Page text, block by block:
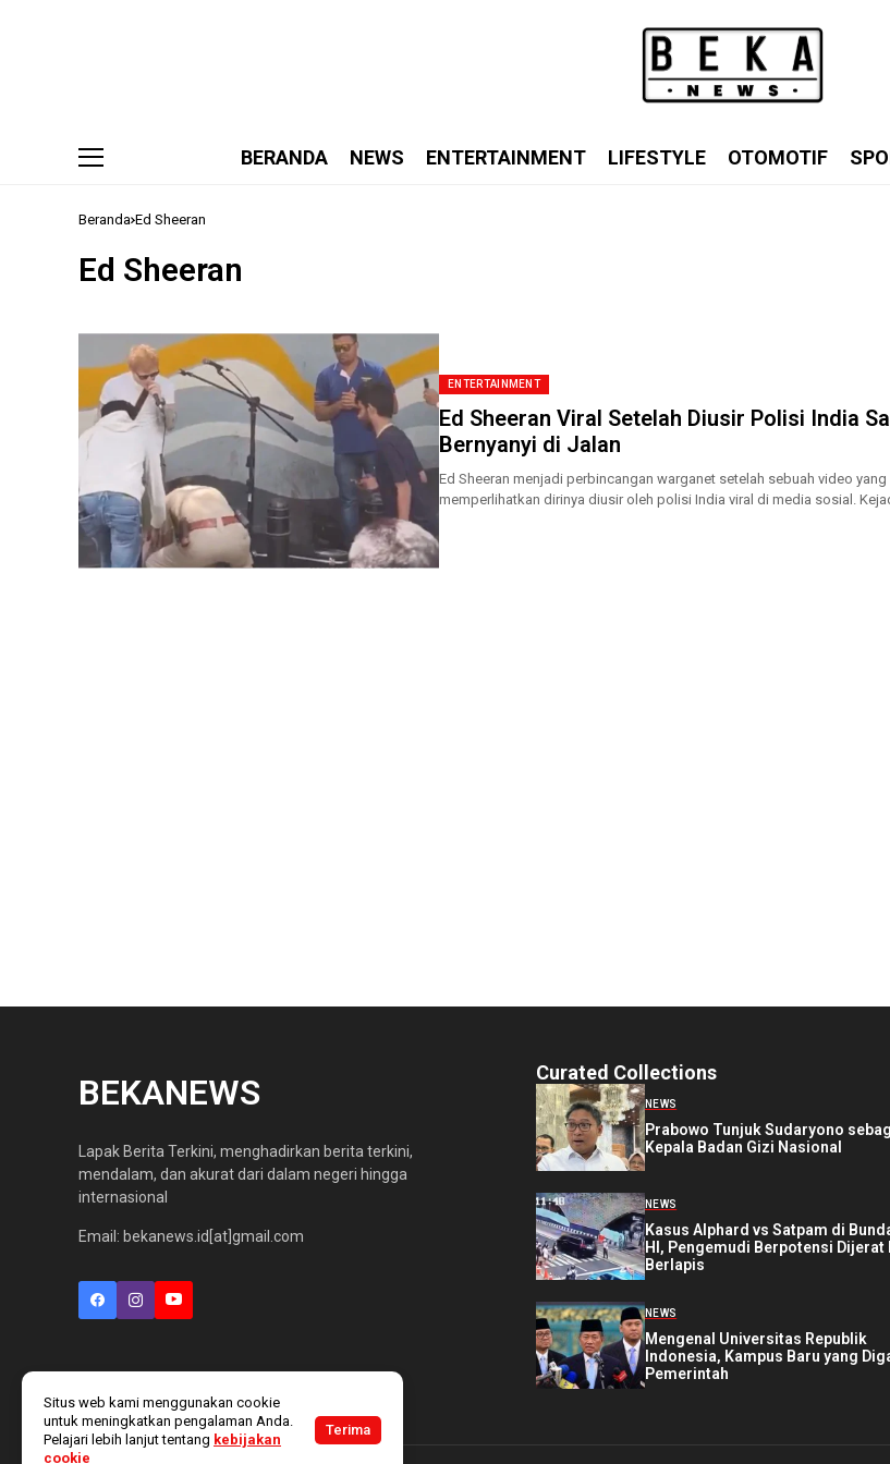
BERANDA NEWS ENTERTAINMENT LIFESTYLE OTOMOTIF
Beranda Ed Sheeran
Ed Sheeran
ENTERTAINMENT
Ed Sheeran Viral Setelah Diusir Polisi India
Bernyanyi di Jalan
Ed Sheeran menjadi perbincangan warganet setelah sebuah video yang
memperlihatkan dirinya diusir oleh polisi India viral di media sosial.
BEKANEWS
Lapak Berita Terkini, menghadirkan berita terkini,
mendalam, dan akurat dari dalam negeri hingga
internasional
Email: bekanews.id[at]gmail.com
Curated Collections
NEWS
Prabowo Tunjuk Sudaryono
Kepala Badan Gizi Nasional
NEWS
Kasus Alphard vs Satpam di
HI, Pengemudi Berpotensi Dijerat
Berlapis
NEWS
Mengenal Universitas Republik
Indonesia, Kampus Baru yang
Pemerintah
Situs web kami menggunakan cookie
untuk meningkatkan pengalaman Anda.
Pelajari lebih lanjut tentang kebijakan
cookie
Terima